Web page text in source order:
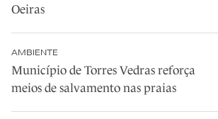
Oeiras
AMBIENTE
Município de Torres Vedras reforça
meios de salvamento nas praias